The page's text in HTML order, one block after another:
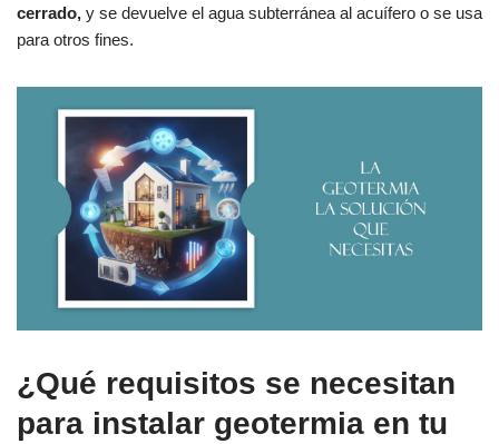
cerrado, y se devuelve el agua subterránea al acuífero o se usa
para otros fines.
¿Qué requisitos se necesitan
para instalar geotermia en tu